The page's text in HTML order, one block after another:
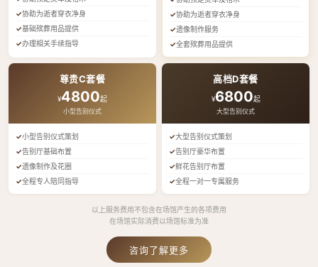
协助为逝者穿衣净身
基础殡葬用品提供
办理相关手续指导
协助为逝者穿衣净身
遗像制作服务
全套殡葬用品提供
尊贵C套餐
¥4800起
小型告别仪式
小型告别仪式策划
告别厅基础布置
遗像制作及花圈
全程专人陪同指导
高档D套餐
¥6800起
大型告别仪式
大型告别仪式策划
告别厅豪华布置
鲜花告别厅布置
全程一对一专属服务
以上服务费用不包含在场馆产生的各项费用
在场馆实际消费以场馆标准为准
咨询了解更多